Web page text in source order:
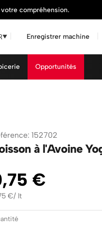
compréhension.
▼ Enregistrer machine
Opportunités
: 152702
à l'Avoine
,75 €
€/ lt